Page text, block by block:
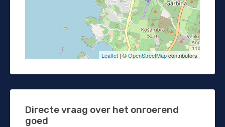
Leaflet | ©OpenStreetMapcontributors
Directe vraag over het onroerend
goed